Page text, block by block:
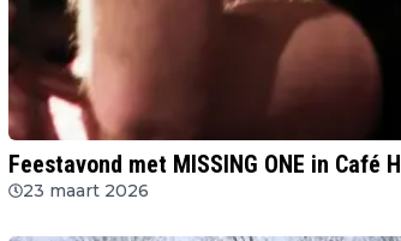
Feestavond met MISSING ONE in Café
23 maart 2026